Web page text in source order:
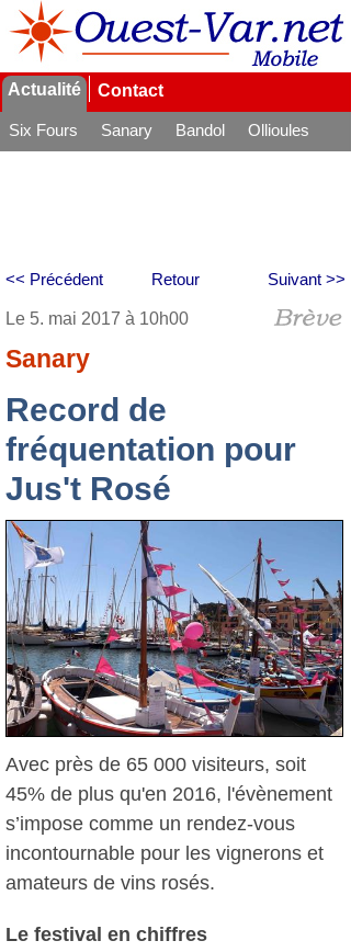
Actualité Contact
Six Fours Sanary Bandol
Ollioules
Retour
<< Précédent Suivant >>
Le 5. mai 2017 à 10h00
Sanary
Record de
fréquentation pour
Jus't Rosé
Avec près de 65 000 visiteurs, soit
45% de plus qu'en 2016, l'évènement
s’impose comme un rendez-vous
incontournable pour les vignerons et
amateurs de vins rosés.
Le festival en chiffres